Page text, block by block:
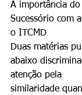
A importância
Sucessório com
o ITCMD
Duas matérias
abaixo
atenção pela
similaridade